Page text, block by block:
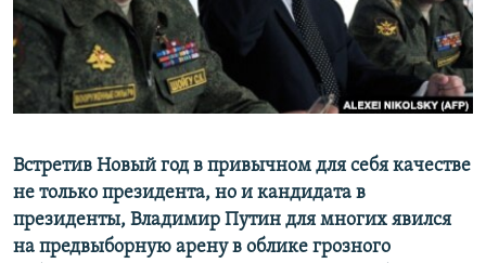
ПОБЕДИТЕЛЕЙ НЕ СУДЯТ?
КРЫМ.НЕПОКОРЕННЫЙ
ELIFBE
ПРИСОЕДИНЯЙТЕСЬ!
Все сайты RFE/RL
Встретив Новый год в привычном для себя качестве
не только президента, но и кандидата в
президенты, Владимир Путин для многих явился
на предвыборную арену в облике грозного